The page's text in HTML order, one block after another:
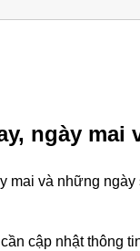
ngày
mai và những
cập nhật thông